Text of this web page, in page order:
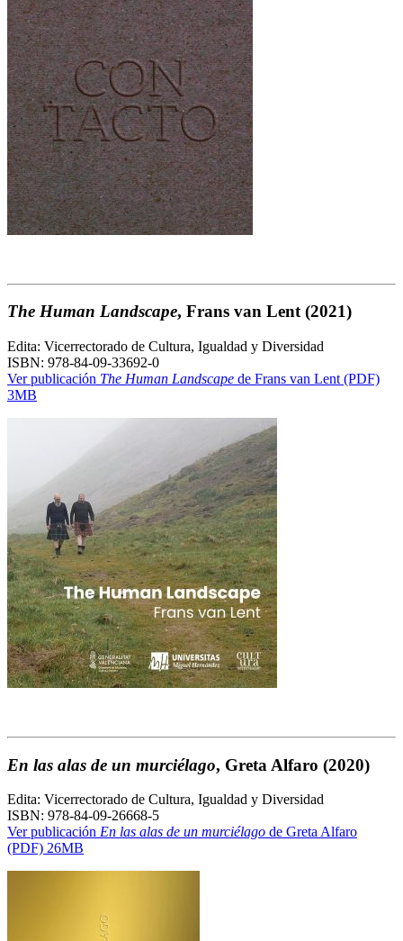
The Human Landscape, Frans van Lent(2021)
Edita: Vicerrectorado de Cultura, Igualdad y Diversidad
ISBN: 978-84-09-33692-0
Ver publicación The Human Landscape de Frans van Lent (PDF)
3MB
En las alas de un murciélago, Greta Alfaro (2020)
Edita: Vicerrectorado de Cultura, Igualdad y Diversidad
ISBN: 978-84-09-26668-5
Ver publicación En las alas de un murciélago de Greta Alfaro
(PDF) 26MB